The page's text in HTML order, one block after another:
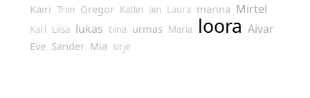
Kairi Triin Gregor Kätlin ain Laura marina Mirtel
Karl Liisa lukas tiina urmas Maria loora Aivar
Eve Sander Mia sirje